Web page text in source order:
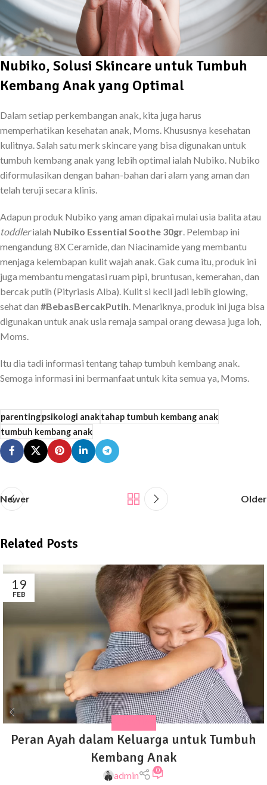
Nubiko, Solusi Skincare untuk Tumbuh
Kembang Anak yang Optimal
Dalam setiap perkembangan anak, kita juga harus
memperhatikan kesehatan anak, Moms. Khususnya kesehatan
kulitnya. Salah satu merk skincare yang bisa digunakan untuk
tumbuh kembang anak yang lebih optimal ialah Nubiko. Nubiko
diformulasikan dengan bahan-bahan dari alam yang aman dan
telah teruji secara klinis.
Adapun produk Nubiko yang aman dipakai mulai usia balita atau
toddlerialah Nubiko Essential Soothe 30gr . Pelembap ini
mengandung 8X Ceramide, dan Niacinamide yang membantu
menjaga kelembapan kulit wajah anak. Gak cuma itu, produk ini
juga membantu mengatasi ruam pipi, bruntusan, kemerahan, dan
bercak putih (Pityriasis Alba). Kulit si kecil jadi lebih glowing,
sehat dan #BebasBercakPutih . Menariknya, produk ini juga bisa
digunakan untuk anak usia remaja sampai orang dewasa juga loh,
Moms.
Itu dia tadi informasi tentang tahap tumbuh kembang anak.
Semoga informasi ini bermanfaat untuk kita semua ya, Moms.
parentingpsikologi anaktahap tumbuh kembang anak
tumbuh kembang anak
Newer Older
Related Posts
19
FEB
PARENTING
Peran Ayah dalam Keluarga untuk Tumbuh
Kembang Anak
admin 0